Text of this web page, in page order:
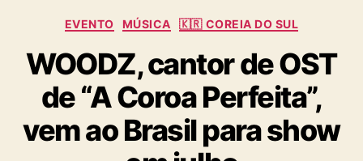
A
C
t
e
g
o
r
i
EVENTO MÚSICA 🇰🇷 COREIA DO SUL
WOODZ, cantor de OST
de “A Coroa Perfeita”,
vem ao Brasil para show